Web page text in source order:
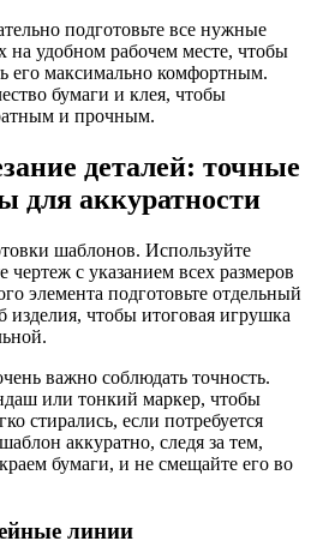
подготовьте все нужные
на удобном рабочем месте, чтобы
его максимально комфортным.
бумаги и клея, чтобы
и прочным.
деталей: точные
для аккуратности
шаблонов. Используйте
чертеж с указанием всех размеров
элемента подготовьте отдельный
чтобы итоговая игрушка
важно соблюдать точность.
или тонкий маркер, чтобы
стирались, если потребуется
аккуратно, следя за тем,
бумаги, и не смещайте его во
линии